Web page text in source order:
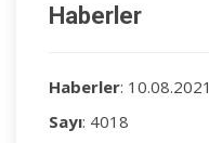
Haberler
Haberler: 10.08.2021
Sayı: 4018